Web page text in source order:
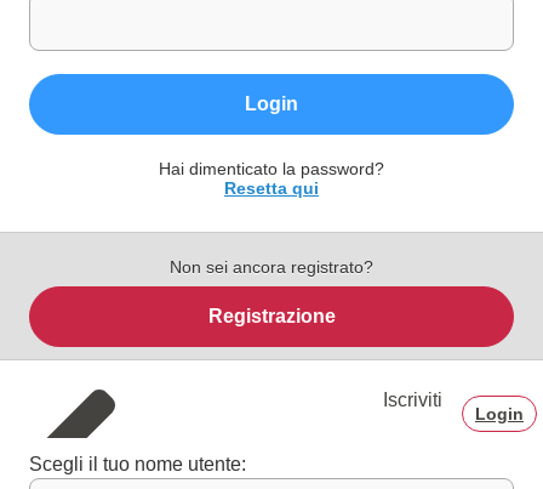
Login
Hai dimenticato la password?
Resetta qui
Non sei ancora registrato?
Registrazione
Iscriviti
Login
Scegli il tuo nome utente: